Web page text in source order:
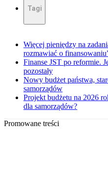
Tagi
Więcej pieniędzy na
rozmawiać o
Finanse JST po reformie.
pozostały
Nowy budżet państwa,
samorządów
Projekt budżetu na 2026
dla samorządów?
Promowane treści